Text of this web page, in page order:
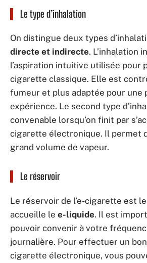
Le type d’inhalation
On distingue deux types
directe et indirecte. L’inhalation
l’aspiration intuitive utilisée pour
cigarette classique. Elle est
fumeur et plus adaptée pour une
expérience. Le second type
convenable lorsqu’on finit par
cigarette électronique. Il permet
grand volume de vapeur.
Le réservoir
Le réservoir de l’e-cigarette est
accueille le e-liquide. Il est
pouvoir convenir à votre
journalière. Pour effectuer un
cigarette électronique, vous